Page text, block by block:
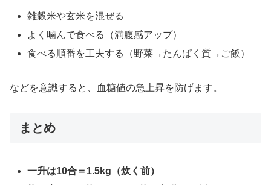
雑穀米や玄米を混ぜる
よく噛んで食べる（満腹感アップ）
食べる順番を工夫する（野菜→たんぱく質→ご飯）
などを意識すると、血糖値の急上昇を防げます。
まとめ
一升は10合＝1.5kg（炊く前）